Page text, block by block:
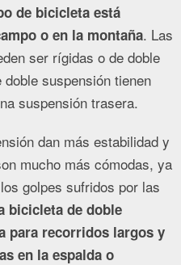
de bicicleta está
o en la montaña. Las
ser rígidas o de doble
suspensión tienen
suspensión trasera.
dan más estabilidad y
mucho más cómodas, ya
golpes sufridos por las
bicicleta de doble
para recorridos largos y
en la espalda o